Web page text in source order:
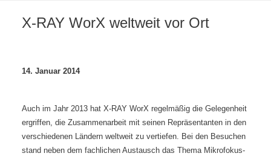
X-RAY WorX weltweit vor Ort
14. Januar 2014
Auch im Jahr 2013 hat X-RAY WorX regelmäßig die Gelegenheit
ergriffen, die Zusammenarbeit mit seinen Repräsentanten in den
verschiedenen Ländern weltweit zu vertiefen. Bei den Besuchen
stand neben dem fachlichen Austausch das Thema Mikrofokus-